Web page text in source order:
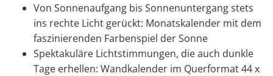
Von Sonnenaufgang bis Sonnenuntergang stets
ins rechte Licht gerückt: Monatskalender mit dem
faszinierenden Farbenspiel der Sonne
Spektakuläre Lichtstimmungen, die auch dunkle
Tage erhellen: Wandkalender im Querformat 44 x